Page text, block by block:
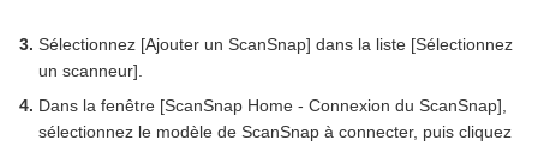
Sélectionnez [Ajouter un ScanSnap] dans la liste [Sélectionnez
un scanneur].
Dans la fenêtre [ScanSnap Home - Connexion du ScanSnap],
sélectionnez le modèle de ScanSnap à connecter, puis cliquez